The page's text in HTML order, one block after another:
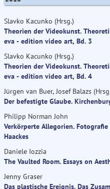
Slavko Kacunko (Hrsg.)
Theorien der Videokunst.
eva - edition video art, Bd. 3
Slavko Kacunko (Hrsg.)
Theorien der Videokunst.
eva - edition video art, Bd. 4
Jürgen van Buer, Josef Balazs
Der befestigte Glaube.
Philipp Norman John
Verkörperte Allegorien.
Haackes
Daniele Iozzia
The Vaulted Room. Essays on
Jenny Graser
Das plastische Ereignis. Das